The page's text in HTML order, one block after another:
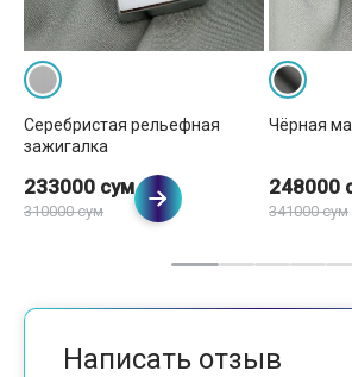
Серебристая рельефная
зажигалка
233000 сум
310000 сум
Чёрная
248000
341000 сум
Написать отзыв